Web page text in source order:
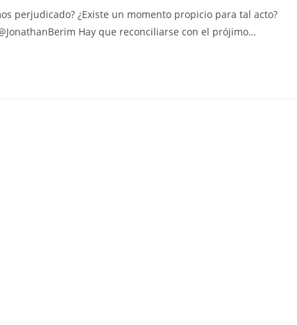
entrada:
perjudicado? ¿Existe un momento propicio para tal acto?
Hay que reconciliarse con el prójimo…